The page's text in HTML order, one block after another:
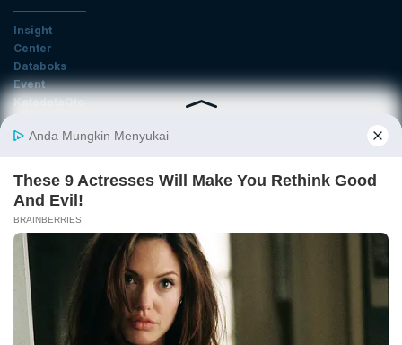
Insight
Center
Databoks
Event
KatadataOto
Email
Daftar
Tentang Katadata Advertising Karier
Pedoman Media Siber
Kebijakan Privasi
Disclaimer